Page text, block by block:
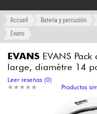
Langue
Ampli & Efectos
Accueil Batería y percusión
Evans
EVANS EVANS
large, diamètre 14
★ ★ ★ ★ ★
★ ★ ★ ★ ★
Leer reseñas (0)
Productos